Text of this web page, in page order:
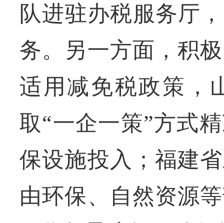
队进驻办税服务厅
务。另一方面，积
适用减免税政策，
取“一企一策”方式
保设施投入；福建
由环保、自然资源